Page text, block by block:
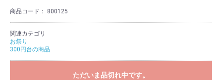
商品コード： 800125
関連カテゴリ
お祭り
300円台の商品
ただいま品切れ中です。